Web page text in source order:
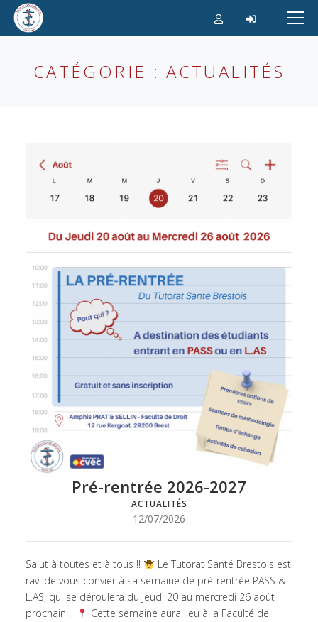
Aller
CATÉGORIE : ACTUALITÉS
Pré-rentrée 2026-2027
ACTUALITÉS
Posté
12/07/2026
Salut à toutes et à tous !!
Le Tutorat Santé Brestois est
ravi de vous convier à sa semaine de pré-rentrée PASS &
L.AS, qui se déroulera du jeudi 20 au mercredi 26 août
prochain !
Cette semaine aura lieu à la Faculté de